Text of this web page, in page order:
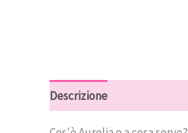
Descrizione